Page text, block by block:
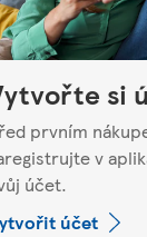
si
prvním
v
účet.
účet